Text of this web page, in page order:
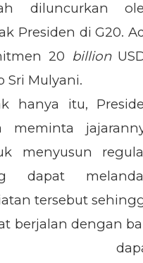
diluncurkan
Presiden di G20.
20 billion
Sri Mulyani.
hanya itu,
meminta
menyusun
dapat
tersebut
berjalan dengan